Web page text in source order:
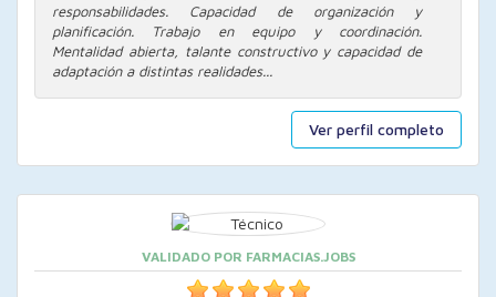
Ver perfil completo
responsabilidades. Capacidad de organización y
planificación. Trabajo en equipo y coordinación.
Mentalidad abierta, talante constructivo y capacidad de
adaptación a distintas realidades...
VALIDADO POR FARMACIAS.JOBS